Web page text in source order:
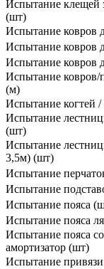
Испытание клещей
(шт)
Испытание ковров
Испытание ковров
Испытание ковров
Испытание ковров/
(м)
Испытание когтей /
Испытание
(шт)
Испытание
3,5м) (шт)
Испытание
Испытание
Испытание пояса
Испытание пояса
Испытание пояса
амортизатор (шт)
Испытание